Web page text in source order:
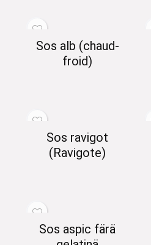
Sos alb (chaud-
froid)
Sos ravigot
(Ravigote)
Sos aspic färä